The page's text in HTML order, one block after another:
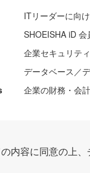
ITリーダーに向
SHOEISHA iD
企業セキュリテ
データベース／
企業の財務・会
内容に同意の上